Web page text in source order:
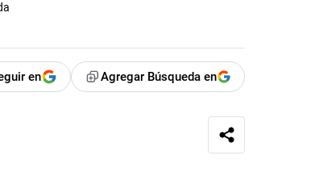
en Agregar Búsqueda en